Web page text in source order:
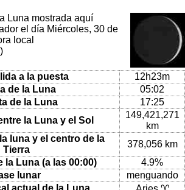
Luna mostrada aquí
el día Miércoles, 30 de
local
a la puesta
12h23m
de la Luna
05:02
de la Luna
17:25
la Luna y el Sol
149,421,271
km
luna y el centro de la
Tierra
378,056 km
la Luna (a las 00:00)
4.9%
lunar
menguando
actual de la Luna